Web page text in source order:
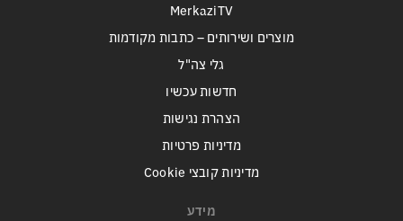
MerkaziTV
מוצרים ושירותים – כתבות מקודמות
גלי צה"ל
חדשות עכשיו
הצהרת נגישות
מדיניות פרטיות
מדיניות קובצי Cookie
מידע